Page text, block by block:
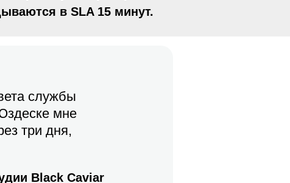
в SLA 15 минут.
службы
мне
три дня,
Black Caviar